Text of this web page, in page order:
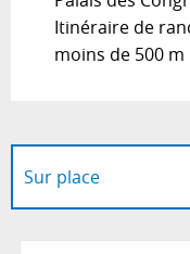
Itinéraire de
moins de 500 m
Sur place
A dans son